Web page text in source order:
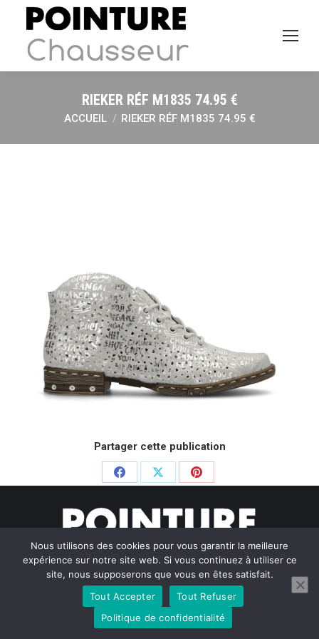
RIEKER RÉF M1835 74.95 €
Vous êtes ici :
ACCUEIL RIEKER RÉF M1835 74.95 €
Partager cette publication
Partager
Facebook
PartagerPartager
Pinterest
© Pointure Chausseurs - 2020. Dream-Theme — truly
WordPress themes
Menu BAS
Nous utilisons des cookies pour vous garantir la meilleure
expérience sur notre site web. Si vous continuez à utiliser ce
site, nous supposerons que vous en êtes satisfait.
Tout Accepter
Tout Refuser
Politique de confidentialité